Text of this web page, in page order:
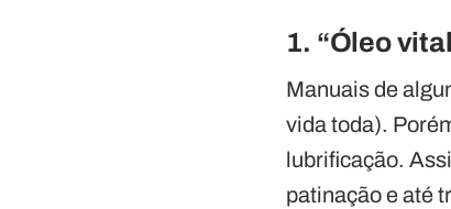
1. “Óleo
Manuais de
vida toda).
lubrificação.
patinação e até